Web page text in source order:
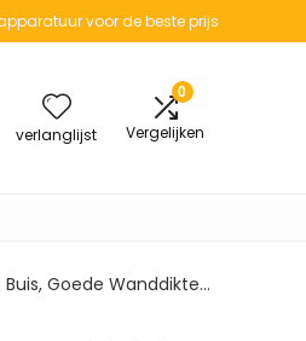
voor de beste prijs
verlanglijst
0
Vergelijken
Goede Wanddikte…